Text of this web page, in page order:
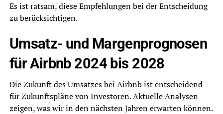
Es ist ratsam, diese Empfehlungen bei der Entscheidung
zu berücksichtigen.
Umsatz- und Margenprognosen
für Airbnb 2024 bis 2028
Die Zukunft des Umsatzes bei Airbnb ist entscheidend
für Zukunftspläne von Investoren. Aktuelle Analysen
zeigen, was wir in den nächsten Jahren erwarten können.